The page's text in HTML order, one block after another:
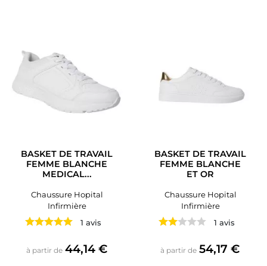
BASKET DE TRAVAIL
FEMME BLANCHE
MEDICAL...
Chaussure Hopital
Infirmière
1 avis
à partir de Prix
44,14 €
BASKET DE TRAVAIL
FEMME BLANCHE
ET OR
Chaussure Hopital
Infirmière
1 avis
à partir de Prix
54,17 €